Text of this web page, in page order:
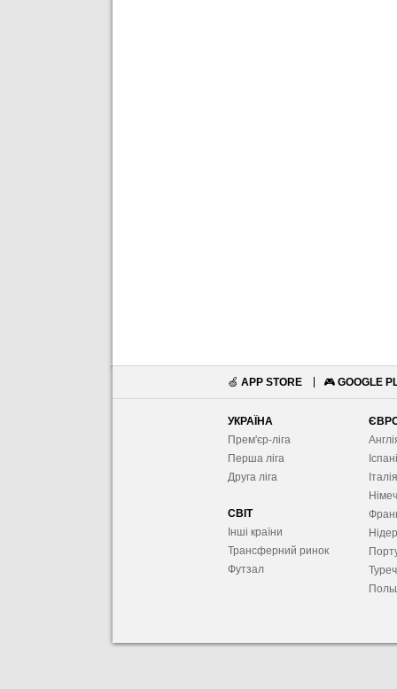
🍏 APP STORE 🎮 GOOGLE
УКРАЇНА
Прем'єр-ліга
Перша ліга
Друга ліга
СВІТ
Інші країни
Трансферний ринок
Футзал
Італія